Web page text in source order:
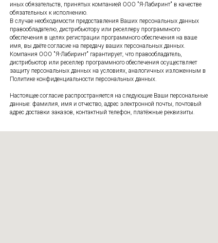
иных обязательств, принятых компанией ООО "Я-Лабиринт" в качестве
обязательных к исполнению.
В случае необходимости предоставления Ваших персональных данных
правообладателю, дистрибьютору или реселлеру программного
обеспечения в целях регистрации программного обеспечения на ваше
имя, вы даёте согласие на передачу ваших персональных данных.
Компания ООО "Я-Лабиринт" гарантирует, что правообладатель,
дистрибьютор или реселлер программного обеспечения осуществляет
защиту персональных данных на условиях, аналогичных изложенным в
Политике конфиденциальности персональных данных.
Настоящее согласие распространяется на следующие Ваши персональные
данные: фамилия, имя и отчество, адрес электронной почты, почтовый
адрес доставки заказов, контактный телефон, платёжные реквизиты.